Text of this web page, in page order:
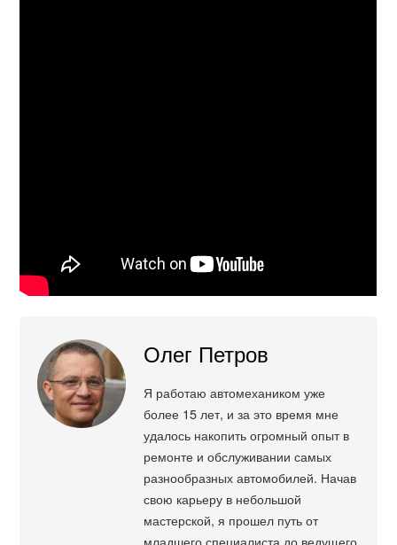
Олег Петров
Я работаю автомехаником уже
более 15 лет, и за это время мне
удалось накопить огромный опыт в
ремонте и обслуживании самых
разнообразных автомобилей. Начав
свою карьеру в небольшой
мастерской, я прошел путь от